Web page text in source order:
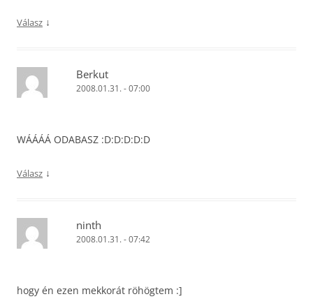
Válasz ↓
Berkut
2008.01.31. - 07:00
WÁÁÁÁ ODABASZ :D:D:D:D:D
Válasz ↓
ninth
2008.01.31. - 07:42
hogy én ezen mekkorát röhögtem :]